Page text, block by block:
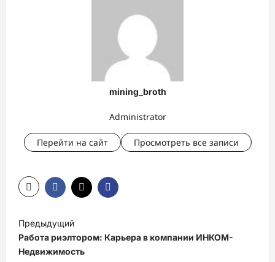
mining_broth
Administrator
Перейти на сайт Просмотреть все записи
а
в
Предыдущий
Работа риэлтором: Карьера в компании ИНКОМ-
Недвижимость